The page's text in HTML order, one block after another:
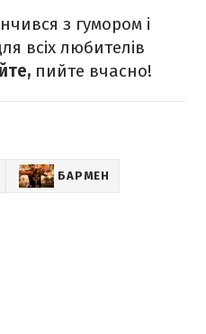
з гумором і
всіх любителів
пийте вчасно!
БАРМЕН